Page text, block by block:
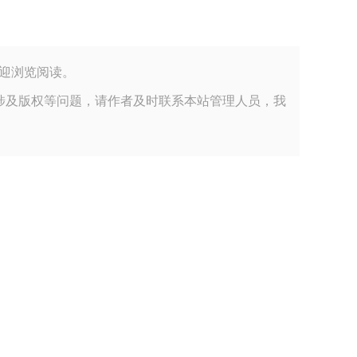
浏览阅读。
版权等问题，请作者及时联系本站管理人员，我